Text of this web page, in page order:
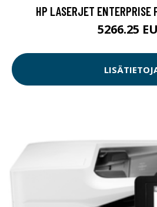
HP LASERJET ENTERPRISE
5266.25